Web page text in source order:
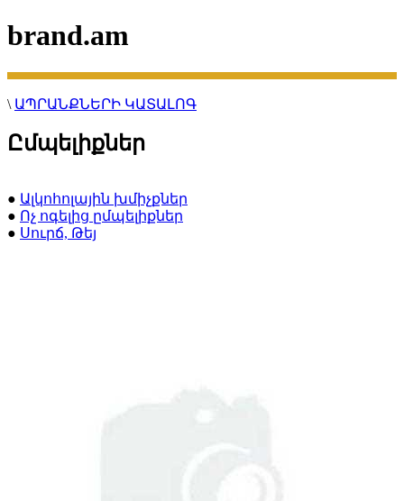
brand.am
\ ԱՊՐԱՆՔՆԵՐԻ ԿԱՏԱԼՈԳ
Ըմպելիքներ
● Ալկոհոլային խմիչքներ
● Ոչ ոգելից ըմպելիքներ
● Սուրճ, Թեյ